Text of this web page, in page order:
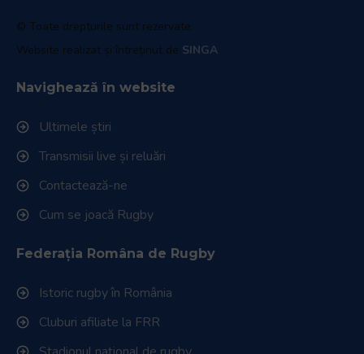
© Toate drepturile sunt rezervate.
Website realizat și întreținut de SINGA
Navighează în website
Ultimele știri
Transmisii live și reluări
Contactează-ne
Cum se joacă Rugby
Federația Româna de Rugby
Istoric rugby în România
Cluburi afiliate la FRR